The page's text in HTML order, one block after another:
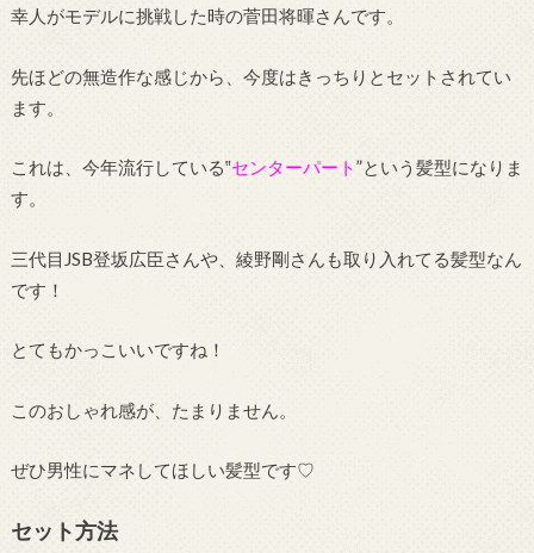
幸人がモデルに挑戦した時の菅田将暉さんです。
先ほどの無造作な感じから、今度はきっちりとセットされてい
ます。
これは、今年流行している‟センターパート”という髪型になりま
す。
三代目JSB登坂広臣さんや、綾野剛さんも取り入れてる髪型なん
です！
とてもかっこいいですね！
このおしゃれ感が、たまりません。
ぜひ男性にマネしてほしい髪型です♡
セット方法